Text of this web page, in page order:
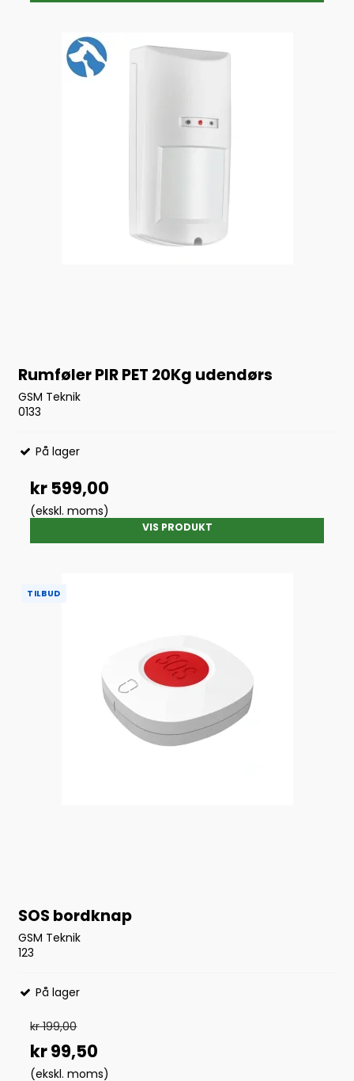
Rumføler PIR PET 20Kg udendørs
GSM Teknik
0133
På lager
kr 599,00
(ekskl. moms)
VIS PRODUKT
TILBUD
SOS bordknap
GSM Teknik
123
På lager
kr 199,00
kr 99,50
(ekskl. moms)